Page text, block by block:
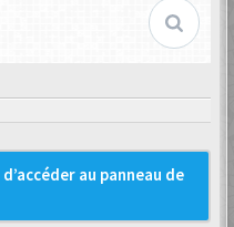
au panneau de